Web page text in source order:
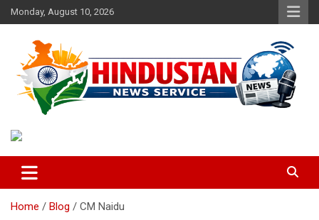
Skip
to
Monday, August 10, 2026
Hindustan News Service
Home Blog CM Naidu